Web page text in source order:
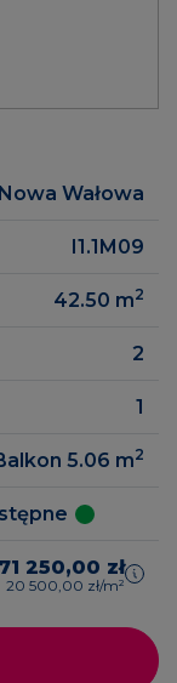
Nowa Wałowa
I1.1M09
42.50 m2
2
1
5.06 m2
250,00 zł
20 500,00 zł/m²